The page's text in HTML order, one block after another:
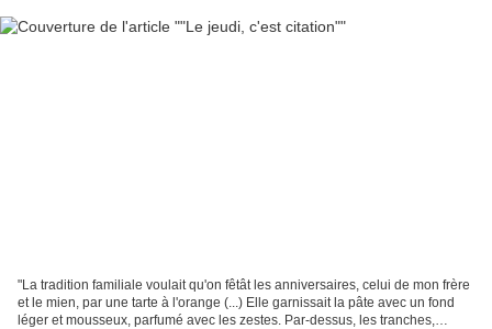
"La tradition familiale voulait qu'on fêtât les anniversaires, celui de mon frère
et le mien, par une tarte à l'orange (...) Elle garnissait la pâte avec un fond
léger et mousseux, parfumé avec les zestes. Par-dessus, les tranches,